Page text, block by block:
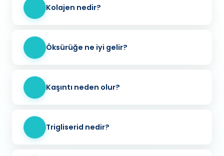
Kolajen nedir?
Öksürüğe ne iyi gelir?
Kaşıntı neden olur?
Trigliserid nedir?